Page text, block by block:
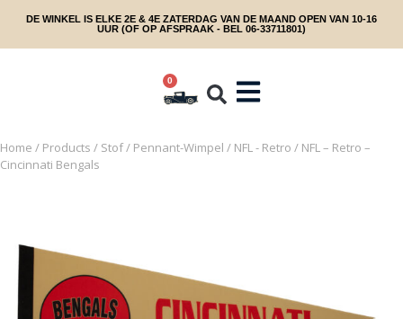
DE WINKEL IS ELKE 2E & 4E ZATERDAG VAN DE MAAND OPEN VAN 10-16
UUR (OF OP AFSPRAAK - BEL 06-33711801)
0
Home / Products / Stof/ Pennant-Wimpel / NFL - Retro / NFL – Retro –
Cincinnati Bengals